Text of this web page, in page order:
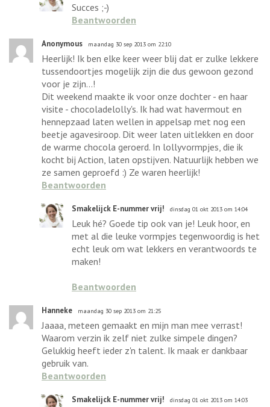
Succes ;-)
Beantwoorden
Anonymous maandag 30 sep 2013 om 22:10
Heerlijk! Ik ben elke keer weer blij dat er zulke lekkere
tussendoortjes mogelijk zijn die dus gewoon gezond
voor je zijn...!
Dit weekend maakte ik voor onze dochter - en haar
visite - chocoladelolly's. Ik had wat havermout en
hennepzaad laten wellen in appelsap met nog een
beetje agavesiroop. Dit weer laten uitlekken en door
de warme chocola geroerd. In lollyvormpjes, die ik
kocht bij Action, laten opstijven. Natuurlijk hebben we
ze samen geproefd :) Ze waren heerlijk!
Beantwoorden
Smakelijck E-nummer vrij! dinsdag 01 okt 2013 om 14:04
Leuk hé? Goede tip ook van je! Leuk hoor, en
met al die leuke vormpjes tegenwoordig is het
echt leuk om wat lekkers en verantwoords te
maken!
Beantwoorden
Hanneke maandag 30 sep 2013 om 21:25
Jaaaa, meteen gemaakt en mijn man mee verrast!
Waarom verzin ik zelf niet zulke simpele dingen?
Gelukkig heeft ieder z'n talent. Ik maak er dankbaar
gebruik van.
Beantwoorden
Smakelijck E-nummer vrij! dinsdag 01 okt 2013 om 14:03